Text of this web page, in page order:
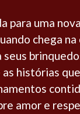
para uma
chega
seus
histórias
amor e